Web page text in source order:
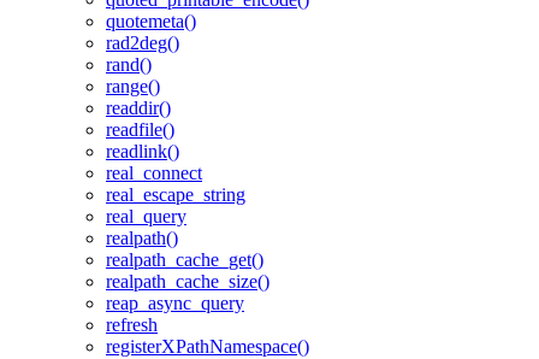
quotemeta()
rad2deg()
rand()
range()
readdir()
readfile()
readlink()
real_connect
real_escape_string
real_query
realpath()
realpath_cache_get()
realpath_cache_size()
reap_async_query
refresh
registerXPathNamespace()